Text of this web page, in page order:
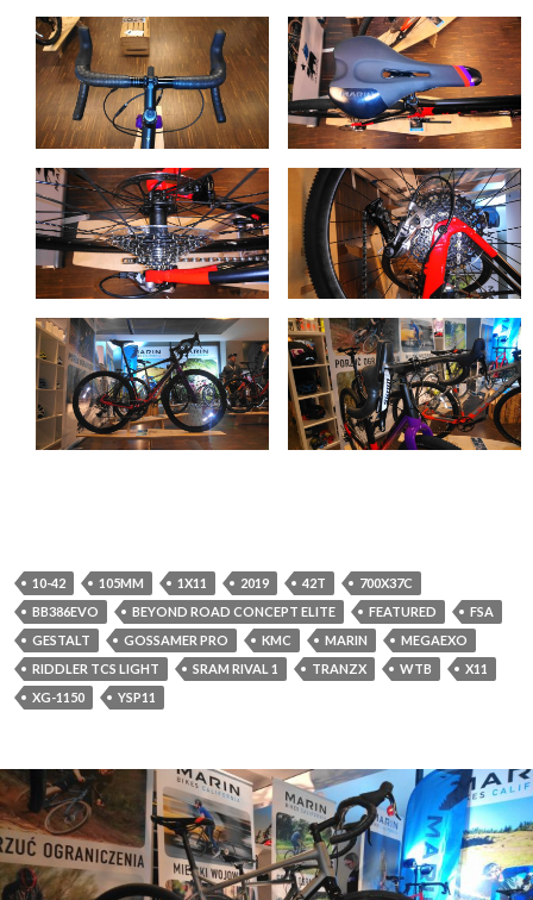
10-42 105MM 1X11 2019 42T
700X37C
BB386EVO
BEYOND ROAD CONCEPT ELITE FEATURED
FSA
GESTALT
GOSSAMER PRO KMC MARIN
MEGAEXO
RIDDLER TCS LIGHT
SRAM RIVAL 1 TRANZX WTB
X11
XG-1150
YSP11